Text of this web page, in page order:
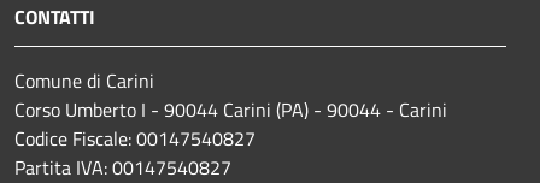
CONTATTI
Comune di Carini
Corso Umberto I - 90044 Carini (PA) - 90044 - Carini
Codice Fiscale: 00147540827
Partita IVA: 00147540827